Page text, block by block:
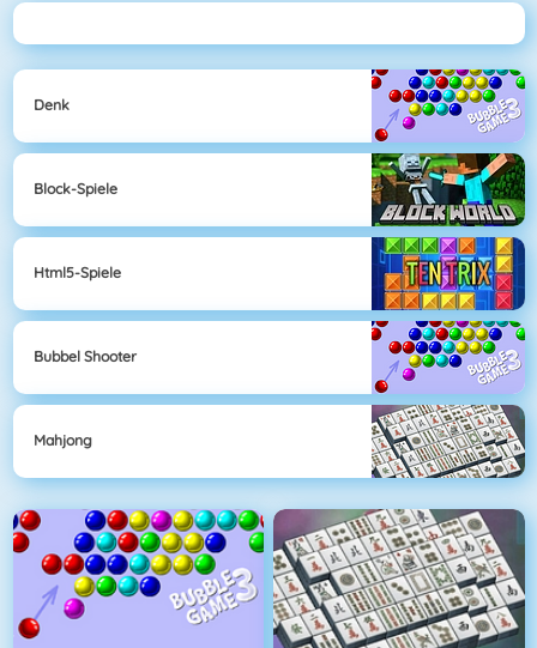
Denk
Block-Spiele
Html5-Spiele
Bubbel Shooter
Mahjong